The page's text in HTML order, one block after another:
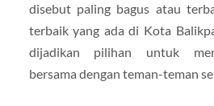
disebut paling bagus atau
terbaik yang ada di Kota
dijadikan pilihan untuk
bersama dengan teman-teman